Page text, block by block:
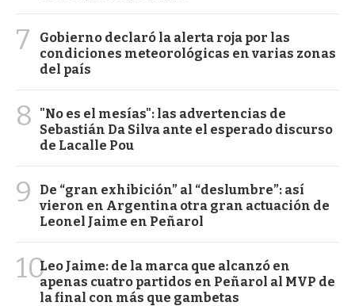
7
Gobierno declaró la alerta roja por las
condiciones meteorológicas en varias zonas
del país
8
"No es el mesías": las advertencias de
Sebastián Da Silva ante el esperado discurso
de Lacalle Pou
9
De “gran exhibición” al “deslumbre”: así
vieron en Argentina otra gran actuación de
Leonel Jaime en Peñarol
10Leo Jaime: de la marca que alcanzó en
apenas cuatro partidos en Peñarol al MVP de
la final con más que gambetas